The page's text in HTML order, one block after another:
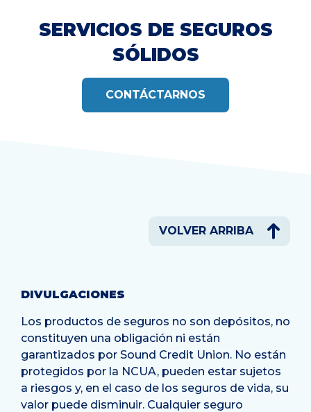
SERVICIOS DE SEGUROS
SÓLIDOS
CONTÁCTARNOS
VOLVER ARRIBA
DIVULGACIONES
Los productos de seguros no son depósitos, no
constituyen una obligación ni están
garantizados por Sound Credit Union. No están
protegidos por la NCUA, pueden estar sujetos
a riesgos y, en el caso de los seguros de vida, su
valor puede disminuir. Cualquier seguro